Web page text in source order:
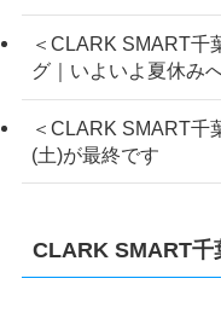
＜CLARK SMART千
グ｜いよいよ夏休み
＜CLARK SMART千
(土)が最終です
CLARK SMART千